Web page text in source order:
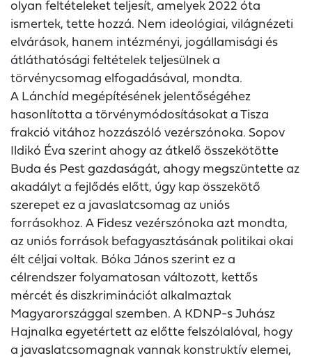
olyan feltételeket teljesít, amelyek 2022 óta
ismertek, tette hozzá. Nem ideológiai, világnézeti
elvárások, hanem intézményi, jogállamisági és
átláthatósági feltételek teljesülnek a
törvénycsomag elfogadásával, mondta.
A Lánchíd megépítésének jelentőségéhez
hasonlította a törvénymódosításokat a Tisza
frakció vitához hozzászóló vezérszónoka. Sopov
Ildikó Éva szerint ahogy az átkelő összekötötte
Buda és Pest gazdaságát, ahogy megszüntette az
akadályt a fejlődés előtt, úgy kap összekötő
szerepet ez a javaslatcsomag az uniós
forrásokhoz. A Fidesz vezérszónoka azt mondta,
az uniós források befagyasztásának politikai okai
élt céljai voltak. Bóka János szerint ez a
célrendszer folyamatosan változott, kettős
mércét és diszkriminációt alkalmaztak
Magyarországgal szemben. A KDNP-s Juhász
Hajnalka egyetértett az előtte felszólalóval, hogy
a javaslatcsomagnak vannak konstruktív elemei,